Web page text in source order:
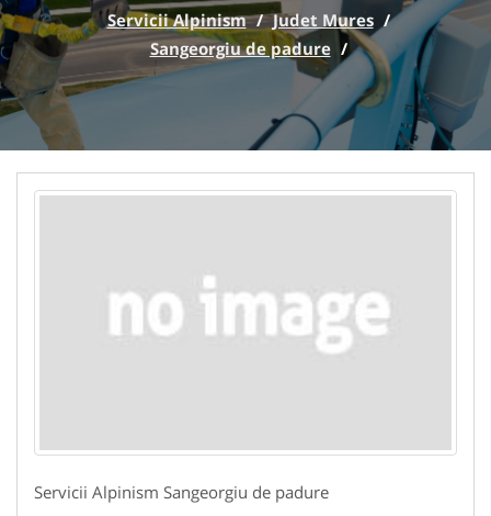
Servicii Alpinism / Judet Mures /
Sangeorgiu de padure /
Servicii Alpinism Sangeorgiu de padure